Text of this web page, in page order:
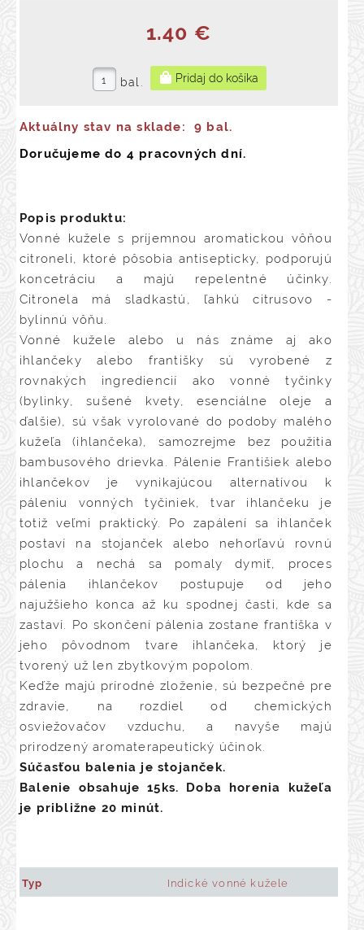
1.40 €
bal.
Aktuálny stav na sklade:
9 bal.
Doručujeme do 4 pracovných dní.
Popis produktu:
Vonné kužele s príjemnou aromatickou vôňou
citroneli, ktoré pôsobia antisepticky, podporujú
koncetráciu a majú repelentné účinky.
Citronela má sladkastú, ľahkú citrusovo -
bylinnú vôňu.
Vonné kužele alebo u nás známe aj ako
ihlančeky alebo františky sú vyrobené z
rovnakých ingrediencií ako vonné tyčinky
(bylinky, sušené kvety, esenciálne oleje a
ďalšie), sú však vyrolované do podoby malého
kužeľa (ihlančeka), samozrejme bez použitia
bambusového drievka. Pálenie Františiek alebo
ihlančekov je vynikajúcou alternatívou k
páleniu vonných tyčiniek, tvar ihlančeku je
totiž veľmi praktický. Po zapálení sa ihlanček
postaví na stojanček alebo nehorľavú rovnú
plochu a nechá sa pomaly dymiť, proces
pálenia ihlančekov postupuje od jeho
najužšieho konca až ku spodnej časti, kde sa
zastaví. Po skončení pálenia zostane františka v
jeho pôvodnom tvare ihlančeka, ktorý je
tvorený už len zbytkovým popolom.
Keďže majú prírodné zloženie, sú bezpečné pre
zdravie, na rozdiel od chemických
osviežovačov vzduchu, a navyše majú
prirodzený aromaterapeutický účinok.
Súčasťou balenia je stojanček.
Balenie obsahuje 15ks. Doba horenia kužeľa
je približne 20 minút.
Typ Indické vonné kužele